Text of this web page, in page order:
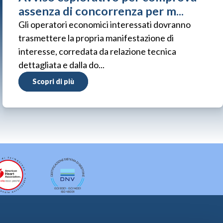
assenza di concorrenza per m...
Gli operatori economici interessati dovranno
trasmettere la propria manifestazione di
interesse, corredata da relazione tecnica
dettagliata e dalla do...
Scopri di più